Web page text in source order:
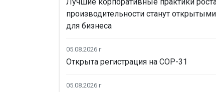
производительности станут открытыми
для бизнеса
05.08.2026 г
Открыта регистрация на COP-31
05.08.2026 г